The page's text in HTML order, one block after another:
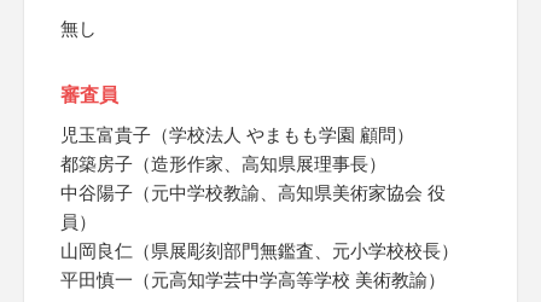
無し
審査員
児玉富貴子（学校法人 やまもも学園 顧問）
都築房子（造形作家、高知県展理事長）
中谷陽子（元中学校教諭、高知県美術家協会 役
員）
山岡良仁（県展彫刻部門無鑑査、元小学校校長）
平田慎一（元高知学芸中学高等学校 美術教諭）